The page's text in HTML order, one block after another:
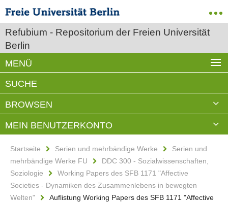
Refubium - Repositorium der Freien Universität
Berlin
MENÜ
SUCHE
BROWSEN
MEIN BENUTZERKONTO
Startseite Serien und mehrbändige Werke
Serien und
mehrbändige Werke FU
DDC 300 - Sozialwissenschaften,
Soziologie
Working Papers des SFB 1171 "Affective
Societies - Dynamiken des Zusammenlebens in bewegten
Welten"
Auflistung Working Papers des SFB 1171 "Affective